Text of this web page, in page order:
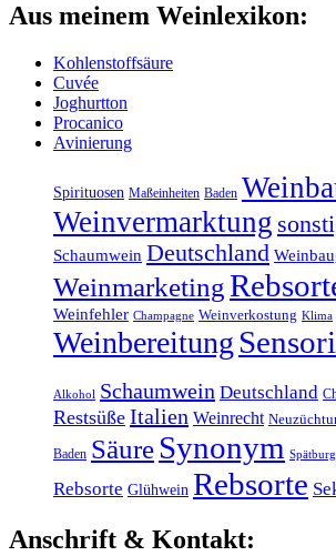
Aus meinem Weinlexikon:
Kohlenstoffsäure
Cuvée
Joghurtton
Procanico
Avinierung
Spirituosen Maßeinheiten Baden
Weinvermarktung
Schaumwein Deutschland
Weinmarketing
Weinfehler Champagne Weinverkostung Klima
Weinbereitung
Alkohol Schaumwein Deutschland
Restsüße Italien Weinrecht
Baden Säure Synonym
Rebsorte Glühwein Rebsorte
Anschrift & Kontakt: